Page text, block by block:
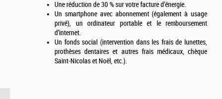
Une réduction de 30 % sur votre facture d’énergie.
Un smartphone avec abonnement (également à usage
privé), un ordinateur portable et le remboursement
d’internet.
Un fonds social (intervention dans les frais de lunettes,
prothèses dentaires et autres frais médicaux, chèque
Saint-Nicolas et Noël, etc.).